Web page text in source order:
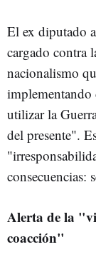
El ex diputado
cargado contra
nacionalismo
implementando
utilizar la
del presente".
consecuencias:
Alerta de la
coacción"